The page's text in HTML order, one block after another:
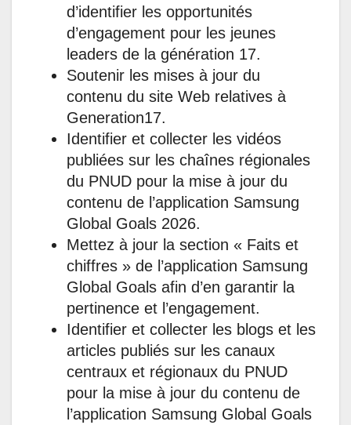
d’identifier les opportunités
d’engagement pour les jeunes
leaders de la génération 17.
Soutenir les mises à jour du
contenu du site Web relatives à
Generation17.
Identifier et collecter les vidéos
publiées sur les chaînes régionales
du PNUD pour la mise à jour du
contenu de l’application Samsung
Global Goals 2026.
Mettez à jour la section « Faits et
chiffres » de l’application Samsung
Global Goals afin d’en garantir la
pertinence et l’engagement.
Identifier et collecter les blogs et les
articles publiés sur les canaux
centraux et régionaux du PNUD
pour la mise à jour du contenu de
l’application Samsung Global Goals